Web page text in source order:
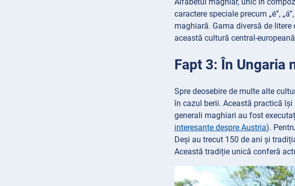
caractere speciale precum „é”,
maghiară. Gama diversă de
această cultură central-
Fapt 3: În Ungaria
Spre deosebire de multe alte
în cazul berii. Această practică
generali maghiari au fost
interesante despre Austria).
Deși au trecut 150 de ani și
Această tradiție unică conferă